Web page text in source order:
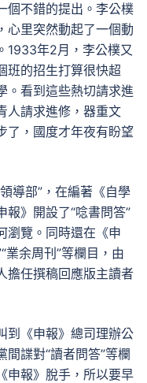
個不錯的提出。李公樸
心里突然動起了一個動
1933年2月，李公樸又
班的招生打算很快超
。看到這些熱切請求進
人請求進修，器重文
了，國度才年夜有盼望
導部”，在編著《自學
》開設了“唸書問答”
瀏覽。同時還在《申
業余周刊”等欄目，由
擔任撰稿回應版主讀者
到《申報》總司理辦公
諜對“讀者問答”等欄
申報》脫手，所以要早